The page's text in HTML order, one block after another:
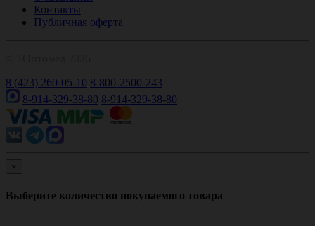
Контакты
Публичная оферта
8 (423) 260-05-10 8-800-2500-243
8-914-329-38-80 8-914-329-38-80
×
Выберите количество покупаемого товара